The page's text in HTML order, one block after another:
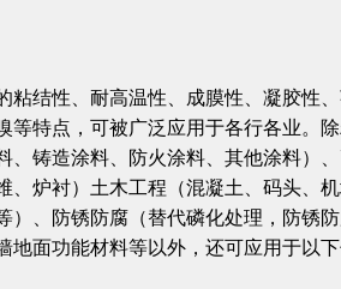
粘结性、耐高温性、成膜性、凝胶性
等特点，可被广泛应用于各行各业。
、铸造涂料、防火涂料、其他涂料）
、炉衬）土木工程（混凝土、码头、
）、防锈防腐（替代磷化处理，防锈
地面功能材料等以外，还可应用于以